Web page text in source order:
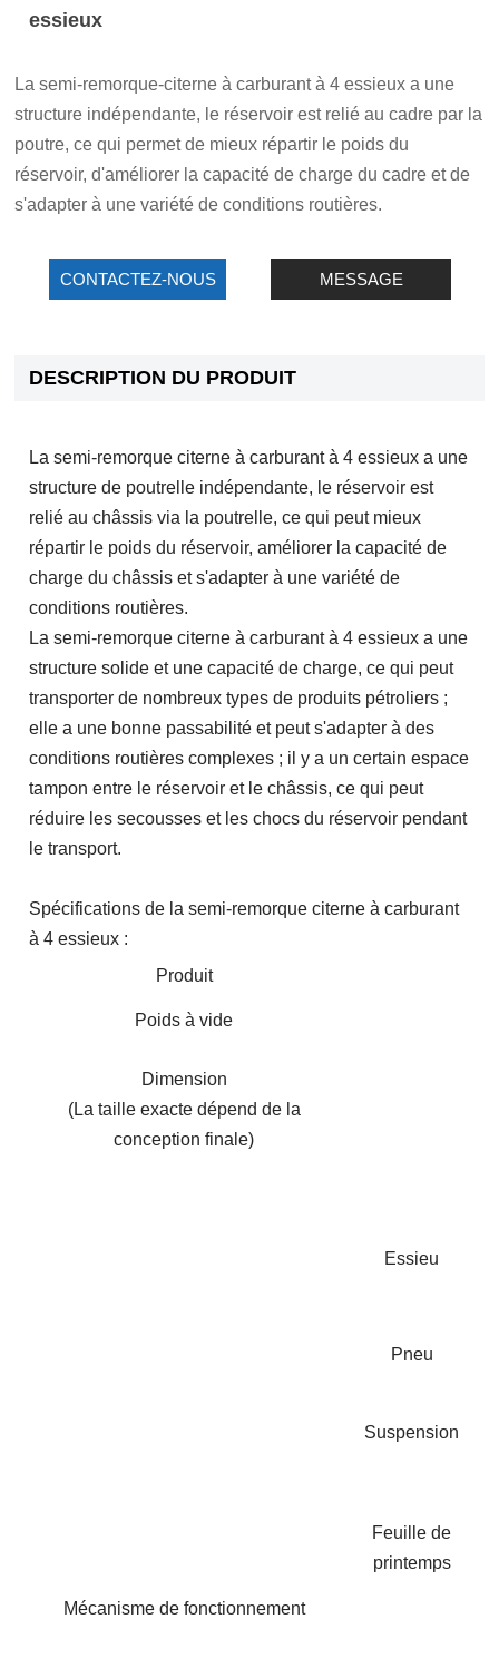
essieux
La semi-remorque-citerne à carburant à 4 essieux a une
structure indépendante, le réservoir est relié au cadre par la
poutre, ce qui permet de mieux répartir le poids du
réservoir, d'améliorer la capacité de charge du cadre et de
s'adapter à une variété de conditions routières.
CONTACTEZ-NOUS MESSAGE
DESCRIPTION DU PRODUIT
La semi-remorque citerne à carburant à 4 essieux a une
structure de poutrelle indépendante, le réservoir est
relié au châssis via la poutrelle, ce qui peut mieux
répartir le poids du réservoir, améliorer la capacité de
charge du châssis et s'adapter à une variété de
conditions routières.
La semi-remorque citerne à carburant à 4 essieux a une
structure solide et une capacité de charge, ce qui peut
transporter de nombreux types de produits pétroliers ;
elle a une bonne passabilité et peut s'adapter à des
conditions routières complexes ; il y a un certain espace
tampon entre le réservoir et le châssis, ce qui peut
réduire les secousses et les chocs du réservoir pendant
le transport.
Spécifications de la semi-remorque citerne à carburant
à 4 essieux :
Produit
Poids à vide
Dimension
(La taille exacte dépend de la
conception finale)
Mécanisme de fonctionnement
Essieu
Pneu
Suspension
Feuille de
printemps